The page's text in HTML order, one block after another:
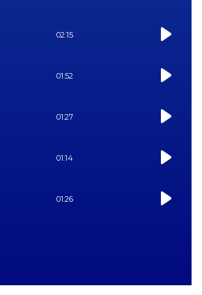
02:15
01:52
01:27
01:14
01:26